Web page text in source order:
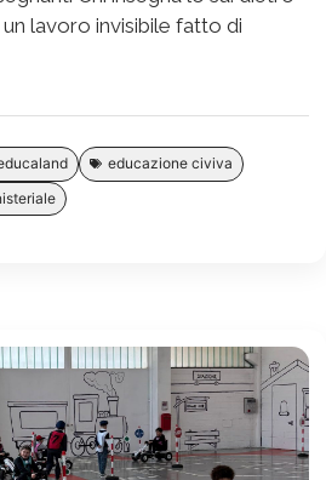
lavoro invisibile fatto di
educazione civiva